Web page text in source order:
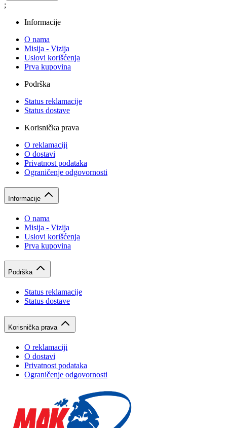
;
Informacije
O nama
Misija - Vizija
Uslovi korišćenja
Prva kupovina
Podrška
Status reklamacije
Status dostave
Korisnička prava
O reklamaciji
O dostavi
Privatnost podataka
Ograničenje odgovornosti
Informacije
O nama
Misija - Vizija
Uslovi korišćenja
Prva kupovina
Podrška
Status reklamacije
Status dostave
Korisnička prava
O reklamaciji
O dostavi
Privatnost podataka
Ograničenje odgovornosti